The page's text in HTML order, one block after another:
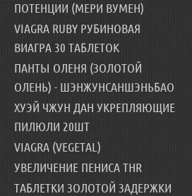
ПОТЕНЦИИ (МЕРИ ВУМЕН)
VIAGRA RUBY РУБИНОВАЯ
ВИАГРА 30 ТАБЛЕТОК
ПАНТЫ ОЛЕНЯ (ЗОЛОТОЙ
ОЛЕНЬ) - ШЭНЖУНСАНШЭНЬБАО
ХУЭЙ ЧЖУН ДАН УКРЕПЛЯЮЩИЕ
ПИЛЮЛИ 20ШТ
VIAGRA (VEGETAL)
УВЕЛИЧЕНИЕ ПЕНИСА THR
ТАБЛЕТКИ ЗОЛОТОЙ ЗАДЕРЖКИ